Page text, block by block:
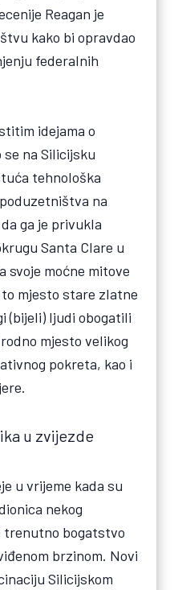
Reagan je
kako bi opravdao
federalnih
idejama o
na Silicijsku
tehnološka
na
ga je privukla
Santa Clare u
svoje moćne mitove
mjesto stare zlatne
(bijeli) ljudi obogatili
mjesto velikog
pokreta, kao i
u zvijezde
u vrijeme kada su
nekog
trenutno bogatstvo
brzinom. Novi
Silicijskom